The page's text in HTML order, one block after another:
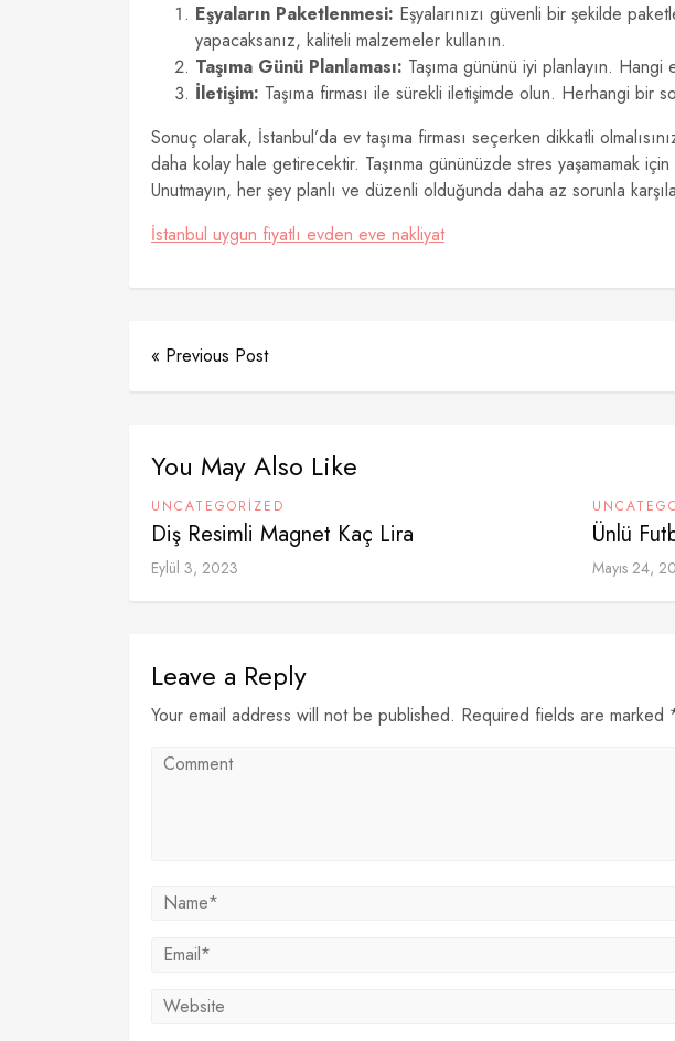
Eşyaların Paketlenmesi: Eşyalarınızı güvenli bir şekilde
yapacaksanız, kaliteli malzemeler kullanın.
Taşıma Günü Planlaması: Taşıma gününü iyi planlayın. Hangi
İletişim: Taşıma firması ile sürekli iletişimde olun. Herhangi bir
Sonuç olarak, İstanbul’da ev taşıma firması seçerken dikkatli
daha kolay hale getirecektir. Taşınma gününüzde stres yaşamamak için
Unutmayın, her şey planlı ve düzenli olduğunda daha az sorunla
İstanbul uygun fiyatlı evden eve nakliyat
« Previous Post
You May Also Like
UNCATEGORIZED
Diş Resimli Magnet Kaç Lira
Eylül 3, 2023
Ünlü
Mayıs 24,
Leave a Reply
Your email address will not be published. Required fields are marked